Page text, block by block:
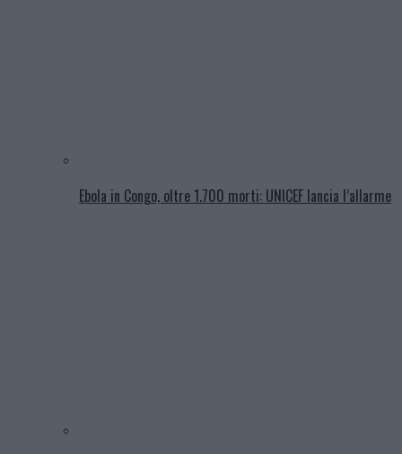
Ebola in Congo, oltre 1.700 morti: UNICEF lancia l’allarme